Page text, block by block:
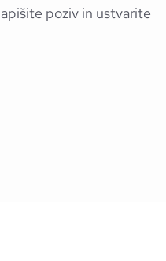
poziv in ustvarite